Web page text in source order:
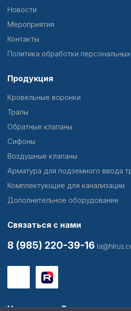
Новости
Мероприятия
Контакты
Политика обработки
Продукция
Кровельные воронки
Трапы
Обратные клапаны
Сифоны
Воздушные клапаны
Арматура для подземного ввода
Комплектующие для канализации
Дополнительное оборудование
Связаться с нами
8 (985) 220-39-16
Наш каталог Вы можете